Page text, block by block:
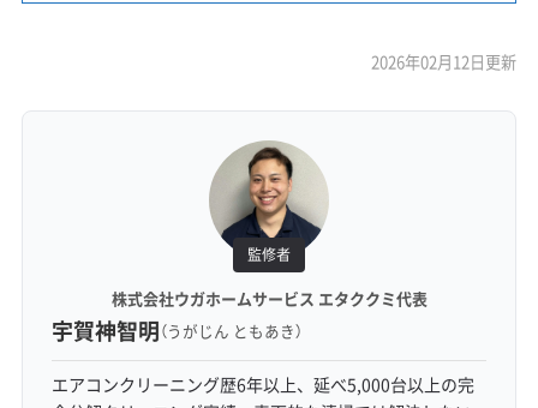
2026年02月12日更新
監修者
株式会社ウガホームサービス エタククミ代表
宇賀神智明（うがじん ともあき）
エアコンクリーニング歴6年以上、延べ5,000台以上の完